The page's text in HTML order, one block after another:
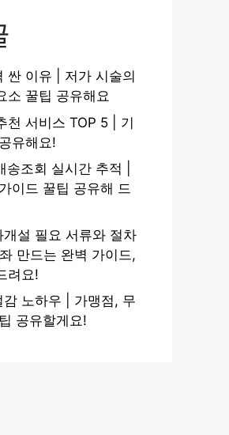
싼 이유 | 저가 시술의
소 꿀팁 공유해요
천 서비스 TOP 5 | 기
유해요!
송조회 실시간 추적 |
이드 꿀팁 공유해 드
개설 필요 서류와 절차
만드는 완벽 가이드,
려요!
감 노하우 | 가맹점, 무
공유할게요!